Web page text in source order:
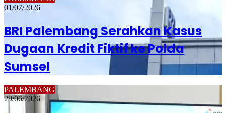
01/07/2026
BRI Palembang Serahkan Kasus
Dugaan Kredit Fiktif ke Polda
Sumsel
PALEMBANG
29/06/2026